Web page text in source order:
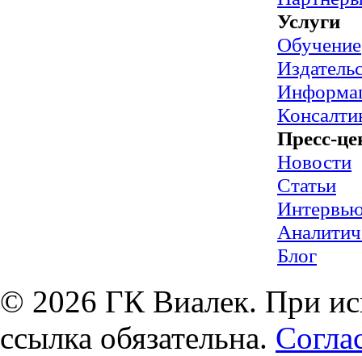
Услуги
Обучение
Пресс-
Новости
Статьи
Блог
© 2026 ГК Виалек. При
ссылка обязательна.